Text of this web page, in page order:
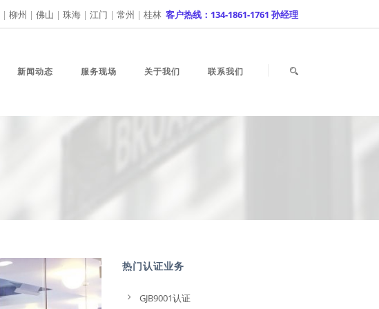
| 柳州 | 佛山 | 珠海 | 江门 | 常州 | 桂林 客户热线：134-1861-1761 孙经理
新闻动态 服务现场 关于我们 联系我们
热门认证业务
GJB9001认证